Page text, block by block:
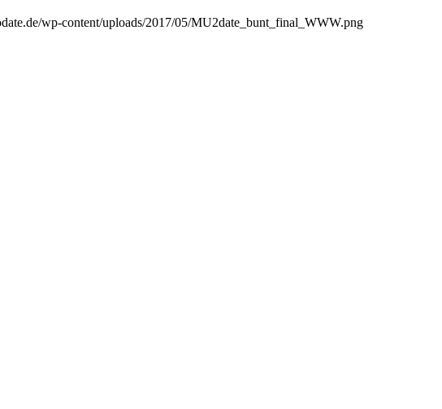
wp-content/uploads/2017/05/MU2date_bunt_final_WWW.png